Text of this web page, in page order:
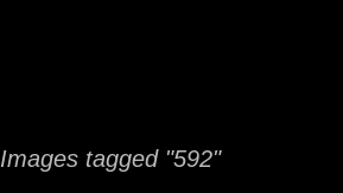
Images tagged "592"